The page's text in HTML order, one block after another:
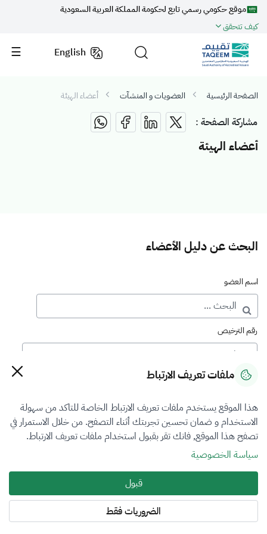
موقع حكومي رسمي تابع لحكومة المملكة العربية السعودية
كيف تتحقق
English
الصفحة الرئيسية العضويات و المنشآت أعضاء الهيئة
مشاركة الصفحة :
أعضاء الهيئة
البحث عن دليل الأعضاء
اسم العضو
رقم الترخيص
رقم العضوية
فرع التقييم
المعادن الثمينة والاحجار الكريمة
نوع العضوية
أساسي
المنطقة
ملفات تعريف الارتباط
هذا الموقع يستخدم ملفات تعريف الارتباط الخاصة للتاكد من سهولة
الاستخدام و ضمان تحسين تجربتك أثناء التصفح. من خلال الاستمرار في
تصفح هذا الموقع, فانك تقر بقبول استخدام ملفات تعريف الارتباط.
سياسة الخصوصية
قبول
الضروريات فقط